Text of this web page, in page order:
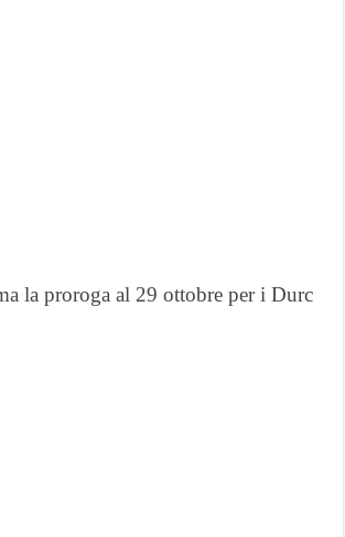
la proroga al 29 ottobre per i Durc